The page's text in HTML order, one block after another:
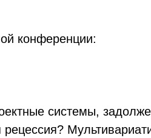
конференции:
системы,
рецессия?